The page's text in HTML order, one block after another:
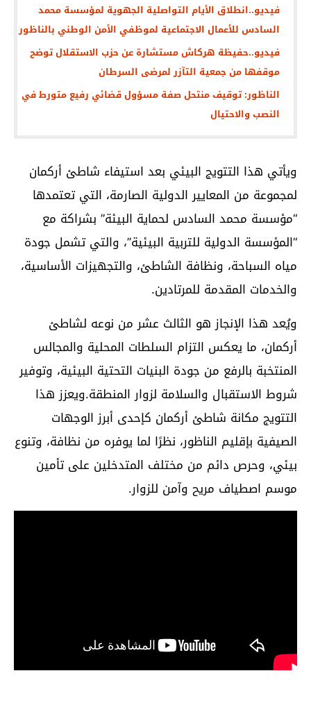
فيديو..انطلاق الأيام التواصلية الجهوية لمؤسسة محمد
السادس للأعمال الاجتماعية لموظفي الأمن الوطني بالناظور
فيديو..حفيظة هركاش مستشارة عن حزب الاستقلال توضح
موقفها من جمعية التآزر لمرضى السرطان
الناظور: توقيف منتحل صفة مسؤول قضائي رفيع متورط في
النصب والاحتيال
ويأتي هذا التتويج البيئي بعد استيفاء شاطئ أركمان
لمجموعة من المعايير الدولية الصارمة، التي تعتمدها
“مؤسسة محمد السادس لحماية البيئة” بشراكة مع
“المؤسسة الدولية للتربية البيئية”، والتي تشمل جودة
مياه السباحة، ونظافة الشاطئ، والتجهيزات الأساسية،
والخدمات المقدمة للمرتادين.
ويُعد هذا الإنجاز هو الثالث عشر من نوعه لشاطئ
أركمان، ما يعكس التزام السلطات المحلية والمجالس
المنتخبة بالرفع من جودة البنيات التحتية البيئية، وتوفير
شروط الاستقبال والسلامة لزوار المنطقة.ويعزز هذا
التتويج مكانة شاطئ أركمان كإحدى أبرز الوجهات
الصيفية بإقليم الناظور، نظرًا لما يوفره من نظافة، وتنوع
بيئي، وحرص دائم من مختلف المتدخلين على تأمين
موسم اصطياف مريح وآمن للزوار.